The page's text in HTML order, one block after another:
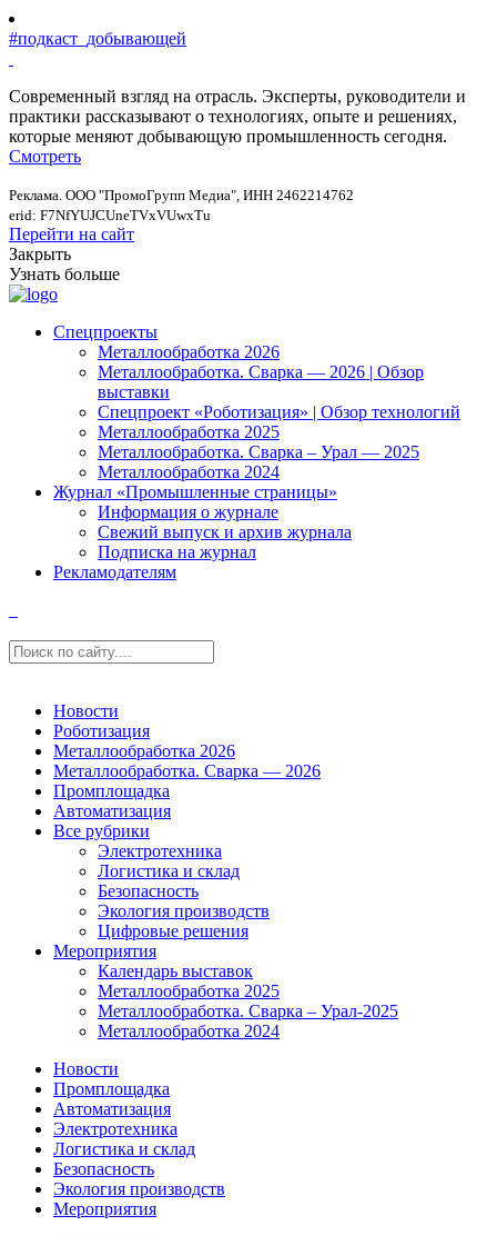
#подкаст_добывающей
Современный взгляд на отрасль. Эксперты, руководители и
практики рассказывают о технологиях, опыте и решениях,
которые меняют добывающую промышленность сегодня.
Смотреть
Реклама. ООО "ПромоГрупп Медиа", ИНН 2462214762
erid: F7NfYUJCUneTVxVUwxTu
Перейти на сайт
Закрыть
Узнать больше
Спецпроекты
Металлообработка 2026
Металлообработка. Сварка — 2026 | Обзор
выставки
Спецпроект «Роботизация» | Обзор технологий
Металлообработка 2025
Металлообработка. Сварка – Урал — 2025
Металлообработка 2024
Журнал «Промышленные страницы»
Информация о журнале
Свежий выпуск и архив журнала
Подписка на журнал
Рекламодателям
Новости
Роботизация
Металлообработка 2026
Металлообработка. Сварка — 2026
Промплощадка
Автоматизация
Все рубрики
Электротехника
Логистика и склад
Безопасность
Экология производств
Цифровые решения
Мероприятия
Календарь выставок
Металлообработка 2025
Металлообработка. Сварка – Урал-2025
Металлообработка 2024
Новости
Промплощадка
Автоматизация
Электротехника
Логистика и склад
Безопасность
Экология производств
Мероприятия